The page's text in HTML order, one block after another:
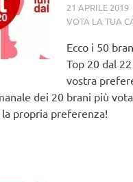
21 APRILE 2019
VOTA LA TUA
Ecco i 50
Top 20 dal
vostra
dei 20 brani più
propria preferenza!